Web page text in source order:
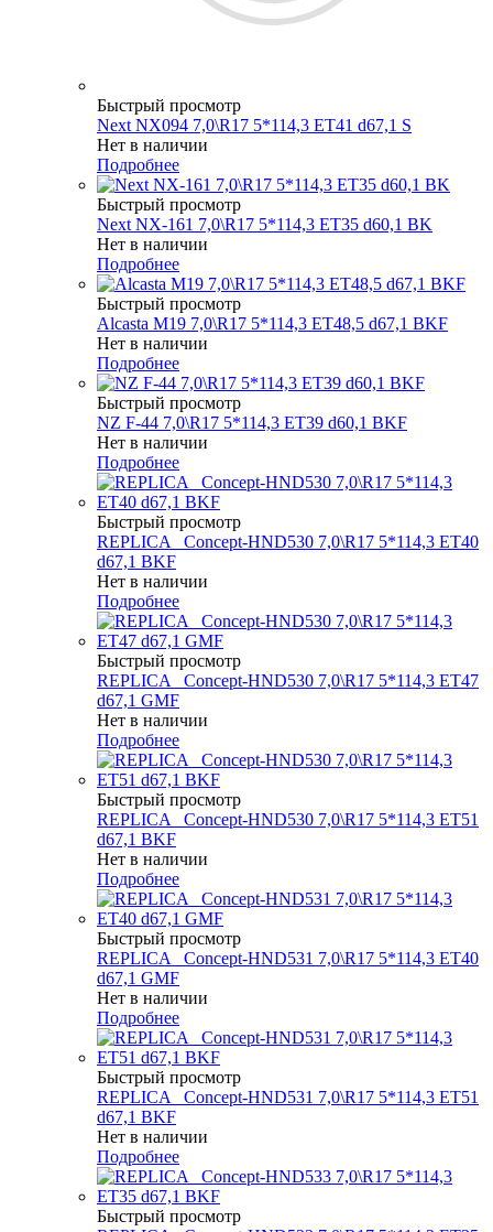
Быстрый просмотр
Next NX094 7,0\R17 5*114,3 ET41 d67,1 S
Нет в наличии
Подробнее
Быстрый просмотр
Next NX-161 7,0\R17 5*114,3 ET35 d60,1 BK
Нет в наличии
Подробнее
Быстрый просмотр
Alcasta M19 7,0\R17 5*114,3 ET48,5 d67,1 BKF
Нет в наличии
Подробнее
Быстрый просмотр
NZ F-44 7,0\R17 5*114,3 ET39 d60,1 BKF
Нет в наличии
Подробнее
Быстрый просмотр
REPLICA _Concept-HND530 7,0\R17 5*114,3 ET40
d67,1 BKF
Нет в наличии
Подробнее
Быстрый просмотр
REPLICA _Concept-HND530 7,0\R17 5*114,3 ET47
d67,1 GMF
Нет в наличии
Подробнее
Быстрый просмотр
REPLICA _Concept-HND530 7,0\R17 5*114,3 ET51
d67,1 BKF
Нет в наличии
Подробнее
Быстрый просмотр
REPLICA _Concept-HND531 7,0\R17 5*114,3 ET40
d67,1 GMF
Нет в наличии
Подробнее
Быстрый просмотр
REPLICA _Concept-HND531 7,0\R17 5*114,3 ET51
d67,1 BKF
Нет в наличии
Подробнее
Быстрый просмотр